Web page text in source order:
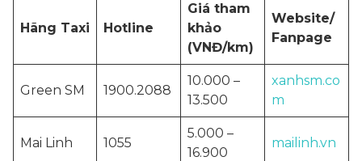
Hãng Taxi Hotline
Giá tham
khảo
(VNĐ/km)
Website/
Fanpage
Green SM 1900.2088
10.000 –
13.500
xanhsm.co
m
Mai Linh 1055
5.000 –
16.900
mailinh.vn